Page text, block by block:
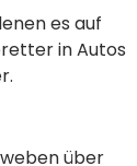
es auf
in Autos
über